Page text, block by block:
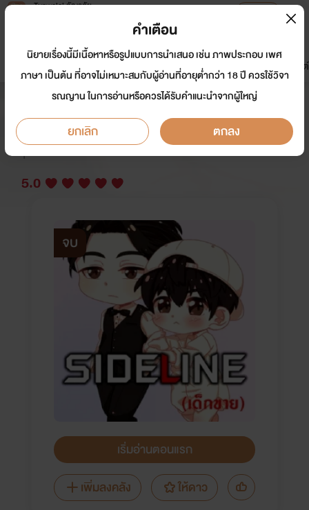
Tunwalai ธัญวลัย
หน้าแรก นิยาย อีบุ๊ก การ์ตูน
มาใหม่
ดรีมแชท ธัญลิสต์
[END] Sideline เด็กขาย [Yaoi20+]
นักเขียน: Woogie(วูจี้)
Y
5.0
จบ
เริ่มอ่านตอนแรก
เพิ่มลงคลัง
ให้ดาว
คำเตือน
นิยายเรื่องนี้มีเนื้อหาหรือรูปแบบการนำเสนอ เช่น ภาพประกอบ เพศ
ภาษา เป็นต้น ที่อาจไม่เหมาะสมกับผู้อ่านที่อายุต่ำกว่า 18 ปี ควรใช้วิจา
รณญาน ในการอ่านหรือควรได้รับคำแนะนำจากผู้ใหญ่
ยกเลิก ตกลง